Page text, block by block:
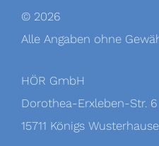
© 2026
Alle Angaben ohne
HÖR GmbH
Dorothea-Erxleben-Str. 6
15711 Königs